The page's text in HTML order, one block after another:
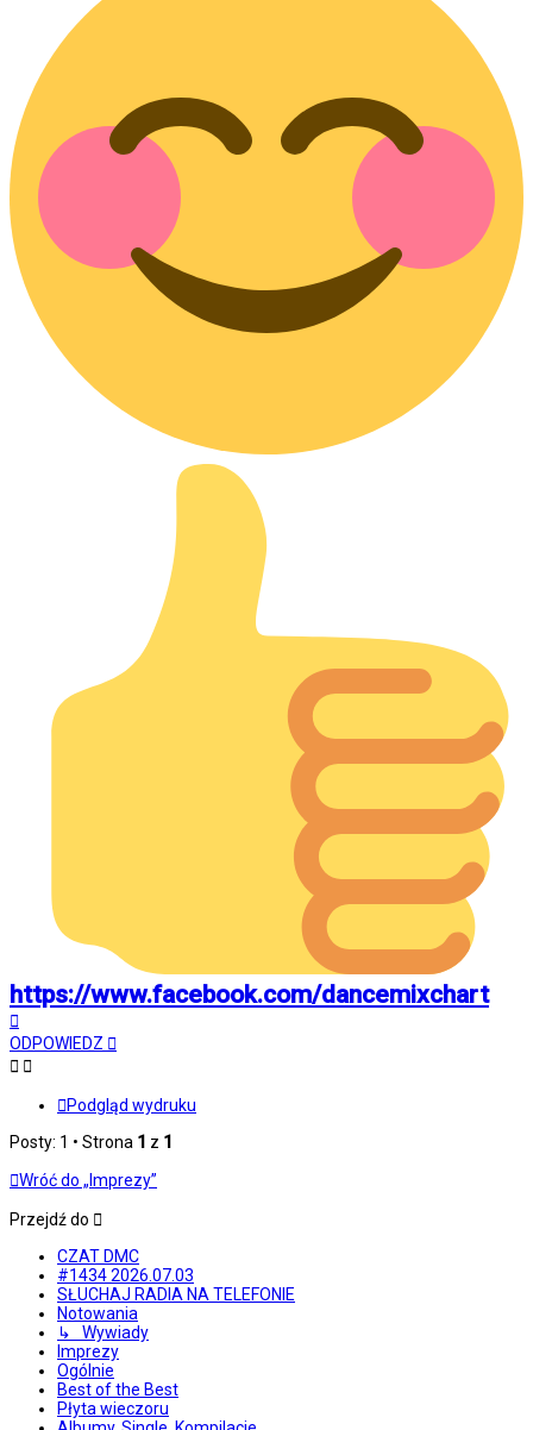
https://www.facebook.com/dancemixchart
górę
ODPOWIEDZ
Podgląd wydruku
Posty: 1 • Strona 1 z 1
Wróć do „Imprezy”
Przejdź do
CZAT DMC
#1434 2026.07.03
SŁUCHAJ RADIA NA TELEFONIE
Notowania
↳ Wywiady
Imprezy
Ogólnie
Best of the Best
Płyta wieczoru